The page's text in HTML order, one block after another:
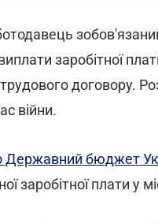
заробітної
договору.
війни.
Державний бюджет
заробітної плати у